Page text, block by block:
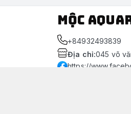
Mộc
+84932493839
Địa chỉ:045 võ
https://